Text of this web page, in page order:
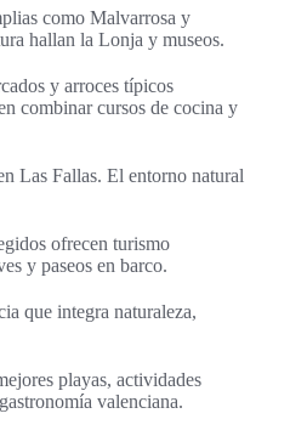
como Malvarrosa y
hallan la Lonja y museos.
y arroces típicos
combinar cursos de cocina y
Las Fallas. El entorno natural
ofrecen turismo
y paseos en barco.
que integra naturaleza,
playas, actividades
valenciana.